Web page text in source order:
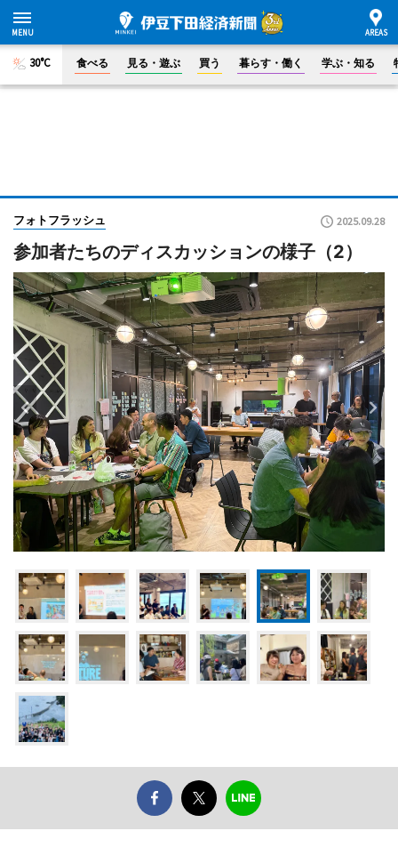
30°C 食べる 見る・遊ぶ 買う 暮らす・働く 学ぶ・知る
フォトフラッシュ 2025.09.28
参加者たちのディスカッションの様子（2）